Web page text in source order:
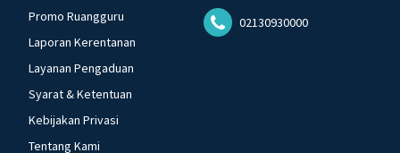
Promo Ruangguru
Laporan Kerentanan
Layanan Pengaduan
Syarat & Ketentuan
Kebijakan Privasi
Tentang Kami
02130930000